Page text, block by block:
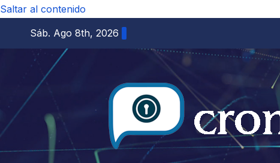
Saltar al contenido
Sáb. Ago 8th, 2026